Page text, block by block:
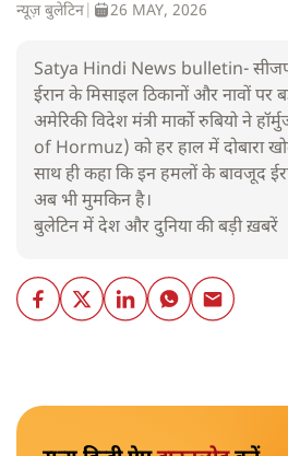
न्यूज़ बुलेटिन 26 MAY, 2026
Satya Hindi News bulletin-
ईरान के मिसाइल ठिकानों और नावों पर
अमेरिकी विदेश मंत्री मार्को रुबियो ने
of Hormuz) को हर हाल में दोबारा
साथ ही कहा कि इन हमलों के बावजूद
अब भी मुमकिन है।
बुलेटिन में देश और दुनिया की बड़ी ख़बरें